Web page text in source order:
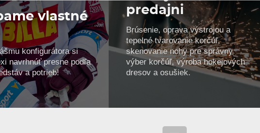
vlastné
konfigurátora si
navrhnúť presne podľa
a potrieb!
predajni
Brúsenie, oprava výstrojou a
tepelné tvarovanie korčúľ,
skenovanie nohy pre správny
výber korčúľ, výroba hokejových
dresov a osušiek.